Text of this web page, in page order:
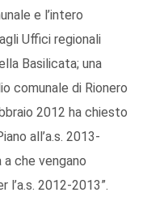
e l’intero
Uffici regionali
Basilicata; una
comunale di Rionero
2012 ha chiesto
all’a.s. 2013-
a che vengano
2012-2013”.